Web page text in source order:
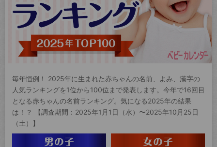
毎年恒例！ 2025年に生まれた赤ちゃんの名前、よみ、漢字の
人気ランキングを1位から100位まで発表します。今年で16回目
となる赤ちゃんの名前ランキング。気になる2025年の結果
は！？ 【調査期間：2025年1月1日（水）〜2025年10月25日
（土）】